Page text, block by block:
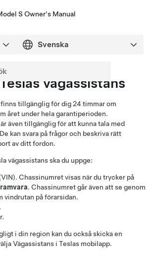
S Owner's Manual
vägassistans
tillgänglig för dig 24 timmar om
året under hela garantiperioden.
även tillgänglig för att kunna tala med
kan svara på frågor och beskriva rätt
av ditt fordon.
vägassistans ska du uppge:
Chassinumret visas när du trycker på
. Chassinumret går även att se genom
vindrutan på förarsidan.
i din region kan du också skicka en
Vägassistans i Teslas mobilapp.